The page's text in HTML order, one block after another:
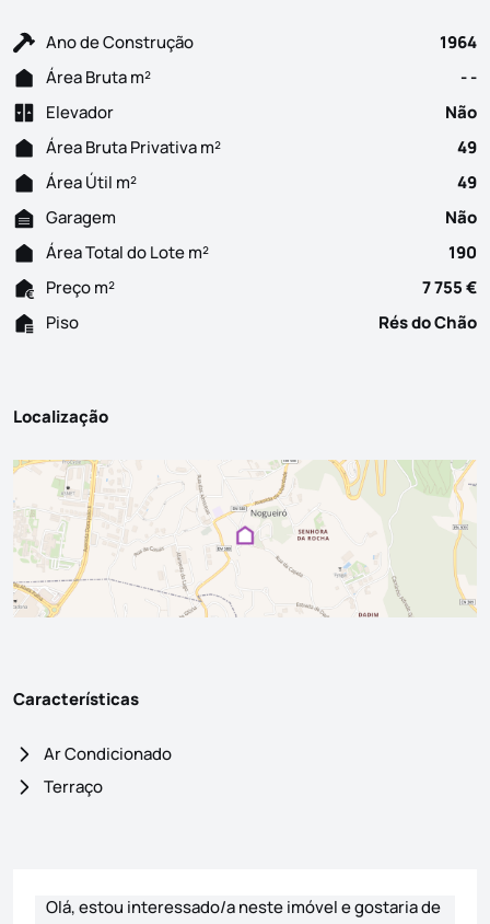
Ano de Construção
1964
Área Bruta m²
- -
Elevador
Não
Área Bruta Privativa m²
49
Área Útil m²
49
Garagem
Não
Área Total do Lote m²
190
Preço m²
7 755 €
Piso
Rés do Chão
Localização
Características
Ar Condicionado
Terraço